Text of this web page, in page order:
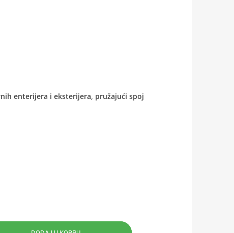
enterijera i eksterijera, pružajući spoj